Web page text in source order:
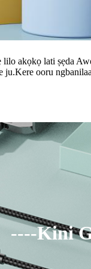
akọkọ lati ṣẹda
ooru
----Kini